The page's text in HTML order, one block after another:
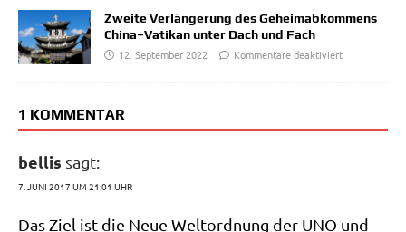
Zweite Verlängerung des Geheimabkommens
China–Vatikan unter Dach und Fach
12. September 2022
Kommentare deaktiviert
1 KOMMENTAR
bellis sagt:
7. JUNI 2017 UM 21:01 UHR
Das Ziel ist die Neue Welt­ord­nung der UNO und